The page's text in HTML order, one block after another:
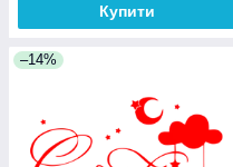
Купити
–14%